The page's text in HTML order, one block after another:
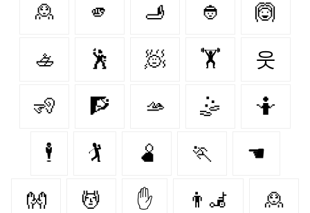
🙎‍ 🫵 🫸 👲 🙆
🚣 🕺 🧖 🏋 웃
🧏 🧗 🫴 🤹 🤷
🕴 🏌 🫄 🏃‍ ☚
👐 💆 ✋ 👨‍🦼‍️ 🙎